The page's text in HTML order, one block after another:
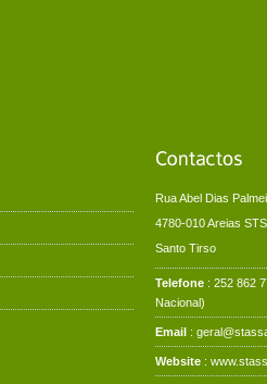
Rua Abel Dias
4780-010 Areias STS
Santo Tirso
Telefone : 252 862
Nacional)
Email :
Website :